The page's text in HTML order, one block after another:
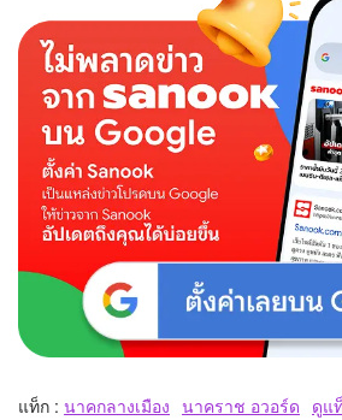
แท็ก : นาคกลางเมือง นาคราช อวอร์ด ดูแ